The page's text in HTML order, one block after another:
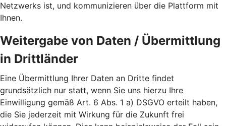
Netzwerks ist, und kommunizieren über die Plattform mit
Ihnen.
Weitergabe von Daten / Übermittlung
in Drittländer
Eine Übermittlung Ihrer Daten an Dritte findet
grundsätzlich nur statt, wenn Sie uns hierzu Ihre
Einwilligung gemäß Art. 6 Abs. 1 a) DSGVO erteilt haben,
die Sie jederzeit mit Wirkung für die Zukunft frei